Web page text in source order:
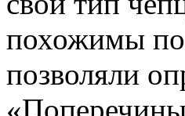
похожимы по
позволяли